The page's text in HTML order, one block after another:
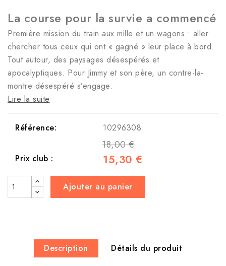
La course pour la survie a commencé
Première mission du train aux mille et un wagons : aller
chercher tous ceux qui ont « gagné » leur place à bord.
Tout autour, des paysages désespérés et
apocalyptiques. Pour Jimmy et son père, un contre-la-
montre désespéré s’engage.
Lire la suite
Référence: 10296308
18,00 €
Prix club : 15,30 €
Ajouter au panier
Description Détails du produit